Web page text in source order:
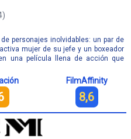
personajes inolvidables: un par de
mujer de su jefe y un boxeador
una película llena de acción que
FilmAffinity
8,6